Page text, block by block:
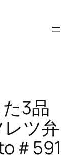
た3品
ツ弁
＃591